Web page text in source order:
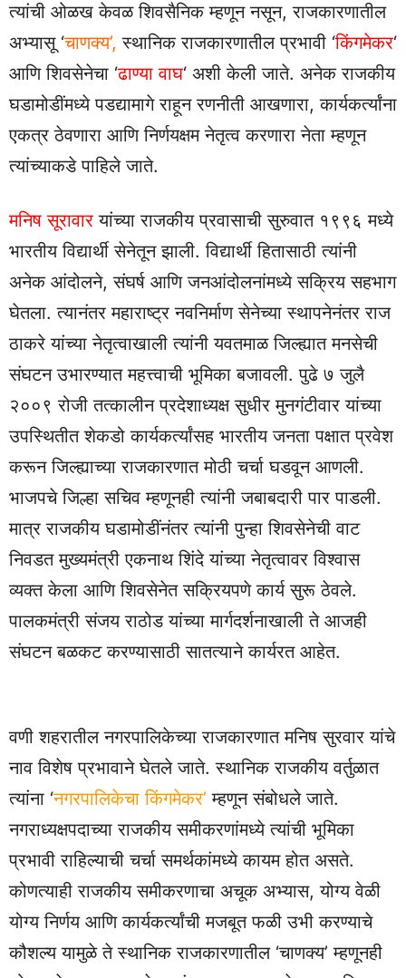
त्यांची ओळख केवळ शिवसैनिक म्हणून नसून, राजकारणातील
अभ्यासू ‘चाणक्य’, स्थानिक राजकारणातील प्रभावी ‘किंगमेकर‘
आणि शिवसेनेचा ‘ढाण्या वाघ‘ अशी केली जाते. अनेक राजकीय
घडामोडींमध्ये पडद्यामागे राहून रणनीती आखणारा, कार्यकर्त्यांना
एकत्र ठेवणारा आणि निर्णयक्षम नेतृत्व करणारा नेता म्हणून
त्यांच्याकडे पाहिले जाते.
मनिष सूरावार यांच्या राजकीय प्रवासाची सुरुवात १९९६ मध्ये
भारतीय विद्यार्थी सेनेतून झाली. विद्यार्थी हितासाठी त्यांनी
अनेक आंदोलने, संघर्ष आणि जनआंदोलनांमध्ये सक्रिय सहभाग
घेतला. त्यानंतर महाराष्ट्र नवनिर्माण सेनेच्या स्थापनेनंतर राज
ठाकरे यांच्या नेतृत्वाखाली त्यांनी यवतमाळ जिल्ह्यात मनसेची
संघटन उभारण्यात महत्त्वाची भूमिका बजावली. पुढे ७ जुलै
२००९ रोजी तत्कालीन प्रदेशाध्यक्ष सुधीर मुनगंटीवार यांच्या
उपस्थितीत शेकडो कार्यकर्त्यांसह भारतीय जनता पक्षात प्रवेश
करून जिल्ह्याच्या राजकारणात मोठी चर्चा घडवून आणली.
भाजपचे जिल्हा सचिव म्हणूनही त्यांनी जबाबदारी पार पाडली.
मात्र राजकीय घडामोडींनंतर त्यांनी पुन्हा शिवसेनेची वाट
निवडत मुख्यमंत्री एकनाथ शिंदे यांच्या नेतृत्वावर विश्वास
व्यक्त केला आणि शिवसेनेत सक्रियपणे कार्य सुरू ठेवले.
पालकमंत्री संजय राठोड यांच्या मार्गदर्शनाखाली ते आजही
संघटन बळकट करण्यासाठी सातत्याने कार्यरत आहेत.
वणी शहरातील नगरपालिकेच्या राजकारणात मनिष सुरवार यांचे
नाव विशेष प्रभावाने घेतले जाते. स्थानिक राजकीय वर्तुळात
त्यांना ‘नगरपालिकेचा किंगमेकर’ म्हणून संबोधले जाते.
नगराध्यक्षपदाच्या राजकीय समीकरणांमध्ये त्यांची भूमिका
प्रभावी राहिल्याची चर्चा समर्थकांमध्ये कायम होत असते.
कोणत्याही राजकीय समीकरणाचा अचूक अभ्यास, योग्य वेळी
योग्य निर्णय आणि कार्यकर्त्यांची मजबूत फळी उभी करण्याचे
कौशल्य यामुळे ते स्थानिक राजकारणातील ‘चाणक्य’ म्हणूनही